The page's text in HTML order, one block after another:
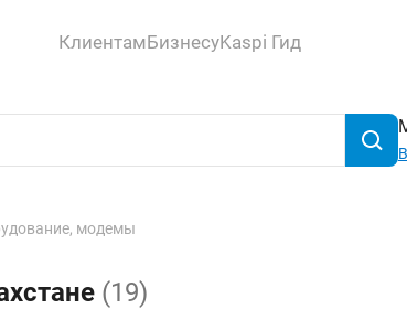
КлиентамБизнесуKaspi Гид
модемы
(19)